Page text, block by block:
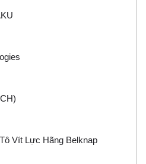
Vít Lực Hãng Belknap